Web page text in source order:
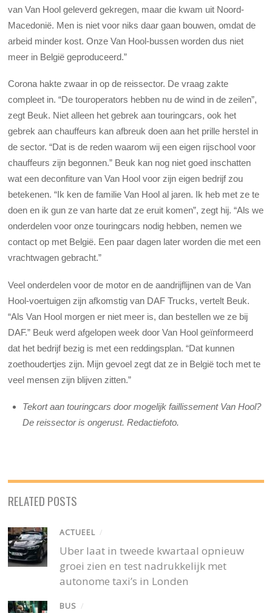
van Van Hool geleverd gekregen, maar die kwam uit Noord-
Macedonië. Men is niet voor niks daar gaan bouwen, omdat de
arbeid minder kost. Onze Van Hool-bussen worden dus niet
meer in België geproduceerd.”
Corona hakte zwaar in op de reissector. De vraag zakte
compleet in. “De touroperators hebben nu de wind in de zeilen”,
zegt Beuk. Niet alleen het gebrek aan touringcars, ook het
gebrek aan chauffeurs kan afbreuk doen aan het prille herstel in
de sector. “Dat is de reden waarom wij een eigen rijschool voor
chauffeurs zijn begonnen.” Beuk kan nog niet goed inschatten
wat een deconfiture van Van Hool voor zijn eigen bedrijf zou
betekenen. “Ik ken de familie Van Hool al jaren. Ik heb met ze te
doen en ik gun ze van harte dat ze eruit komen”, zegt hij. “Als we
onderdelen voor onze touringcars nodig hebben, nemen we
contact op met België. Een paar dagen later worden die met een
vrachtwagen gebracht.”
Veel onderdelen voor de motor en de aandrijflijnen van de Van
Hool-voertuigen zijn afkomstig van DAF Trucks, vertelt Beuk.
“Als Van Hool morgen er niet meer is, dan bestellen we ze bij
DAF.” Beuk werd afgelopen week door Van Hool geïnformeerd
dat het bedrijf bezig is met een reddingsplan. “Dat kunnen
zoethoudertjes zijn. Mijn gevoel zegt dat ze in België toch met te
veel mensen zijn blijven zitten.”
Tekort aan touringcars door mogelijk faillissement Van Hool?
De reissector is ongerust. Redactiefoto.
RELATED POSTS
ACTUEEL /
Uber laat in tweede kwartaal opnieuw
groei zien en test nadrukkelijk met
autonome taxi’s in Londen
BUS /